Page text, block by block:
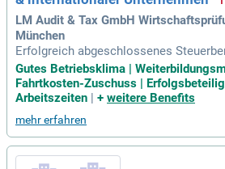
LM Audit & Tax GmbH
München
Erfolgreich abgeschlossenes
haftliche und ergebnisorientierte
V-Kenntnisse inklusive Erfahrung in
elbstständiger, eigenverantwortlicher
Gutes Betriebsklima |
Fahrtkosten-Zuschuss |
Arbeitszeiten | + weitere Benefits
mehr erfahren